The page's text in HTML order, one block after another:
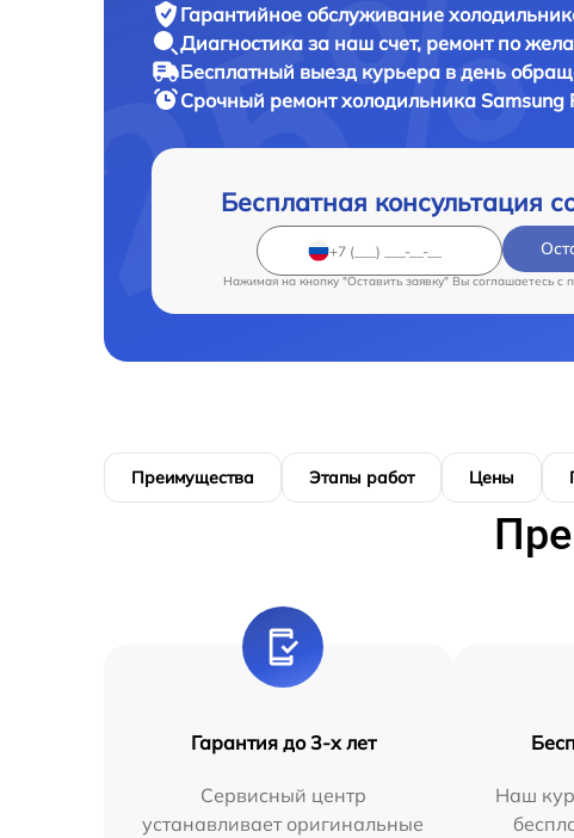
Гарантийное обслуживание
Диагностика за наш счет, ремонт по
Бесплатный выезд курьера в день
Срочный ремонтхолодильника Samsung
Бесплатная консультация
Нажимая на кнопку "Оставить заявку" Вы соглашаетесь c
Преимущества Этапы работ Цены
Гарантия до 3-х лет
Сервисный центр
устанавливает оригинальные
Наш